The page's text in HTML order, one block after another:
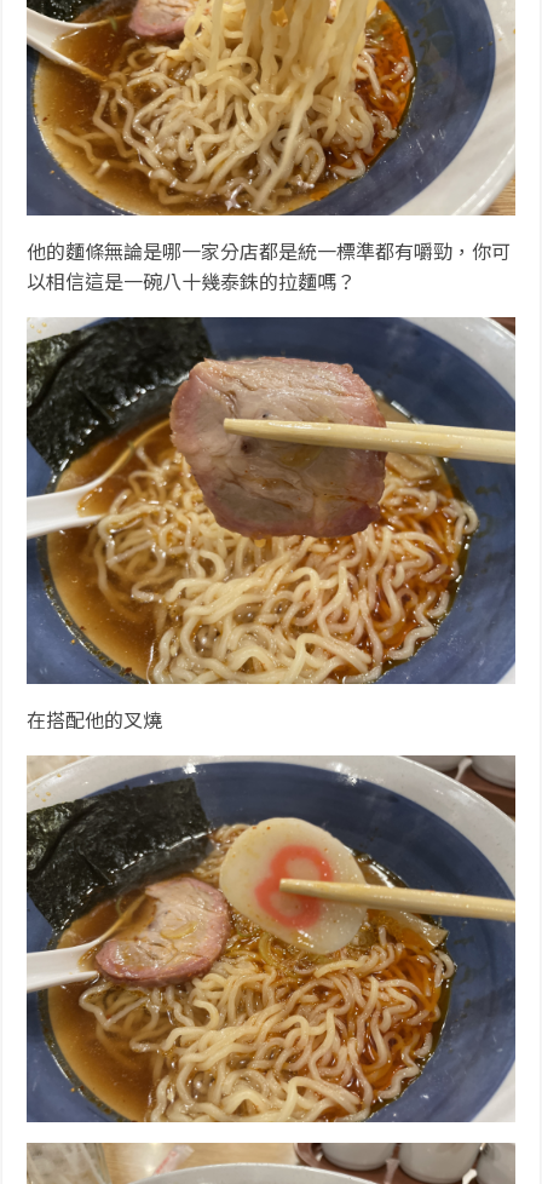
他的麵條無論是哪一家分店都是統一標準都有嚼勁，你可
以相信這是一碗八十幾泰銖的拉麵嗎？
在搭配他的叉燒